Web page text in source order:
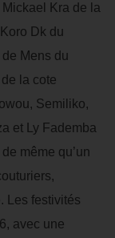
Kra de la
Dk du
Mens du
la cote
Semiliko,
et Ly Fademba
même qu’un
Les festivités
avec une